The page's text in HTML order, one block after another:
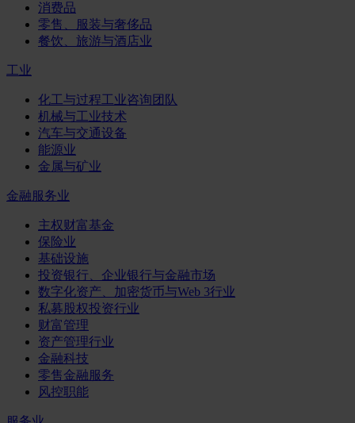
消费品
零售、服装与奢侈品
餐饮、旅游与酒店业
工业
化工与过程工业咨询团队
机械与工业技术
汽车与交通设备
能源业
金属与矿业
金融服务业
主权财富基金
保险业
基础设施
投资银行、企业银行与金融市场
数字化资产、加密货币与Web 3行业
私募股权投资行业
财富管理
资产管理行业
金融科技
零售金融服务
风控职能